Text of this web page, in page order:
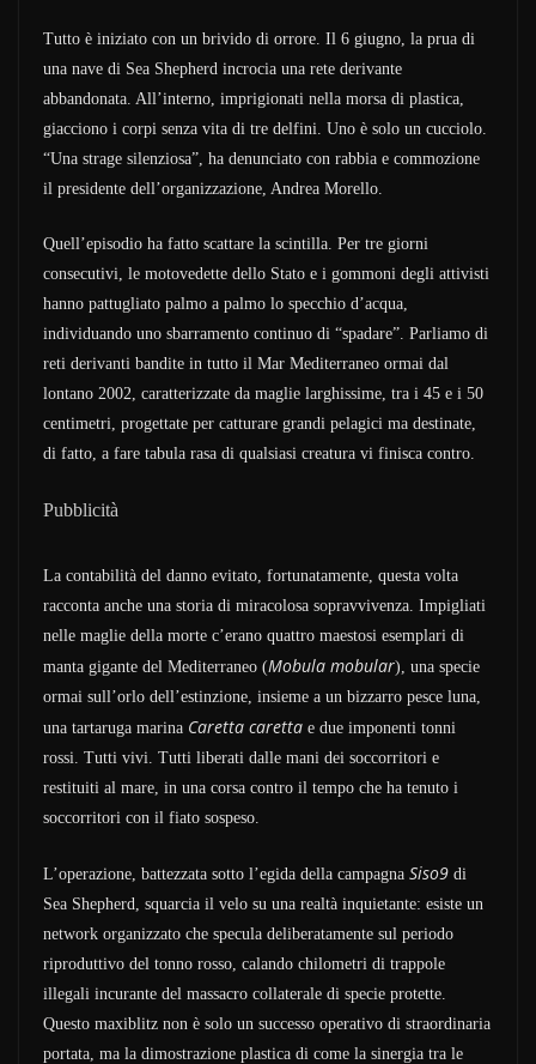
Tutto è iniziato con un brivido di orrore. Il 6 giugno, la prua di
una nave di Sea Shepherd incrocia una rete derivante
abbandonata. All’interno, imprigionati nella morsa di plastica,
giacciono i corpi senza vita di tre delfini. Uno è solo un cucciolo.
“Una strage silenziosa”, ha denunciato con rabbia e commozione
il presidente dell’organizzazione, Andrea Morello.
Quell’episodio ha fatto scattare la scintilla. Per tre giorni
consecutivi, le motovedette dello Stato e i gommoni degli attivisti
hanno pattugliato palmo a palmo lo specchio d’acqua,
individuando uno sbarramento continuo di “spadare”. Parliamo di
reti derivanti bandite in tutto il Mar Mediterraneo ormai dal
lontano 2002, caratterizzate da maglie larghissime, tra i 45 e i 50
centimetri, progettate per catturare grandi pelagici ma destinate,
di fatto, a fare tabula rasa di qualsiasi creatura vi finisca contro.
Pubblicità
La contabilità del danno evitato, fortunatamente, questa volta
racconta anche una storia di miracolosa sopravvivenza. Impigliati
nelle maglie della morte c’erano quattro maestosi esemplari di
manta gigante del Mediterraneo (Mobula mobular), una specie
ormai sull’orlo dell’estinzione, insieme a un bizzarro pesce luna,
una tartaruga marina Caretta caretta e due imponenti tonni
rossi. Tutti vivi. Tutti liberati dalle mani dei soccorritori e
restituiti al mare, in una corsa contro il tempo che ha tenuto i
soccorritori con il fiato sospeso.
L’operazione, battezzata sotto l’egida della campagna Siso9 di
Sea Shepherd, squarcia il velo su una realtà inquietante: esiste un
network organizzato che specula deliberatamente sul periodo
riproduttivo del tonno rosso, calando chilometri di trappole
illegali incurante del massacro collaterale di specie protette.
Questo maxiblitz non è solo un successo operativo di straordinaria
portata, ma la dimostrazione plastica di come la sinergia tra le